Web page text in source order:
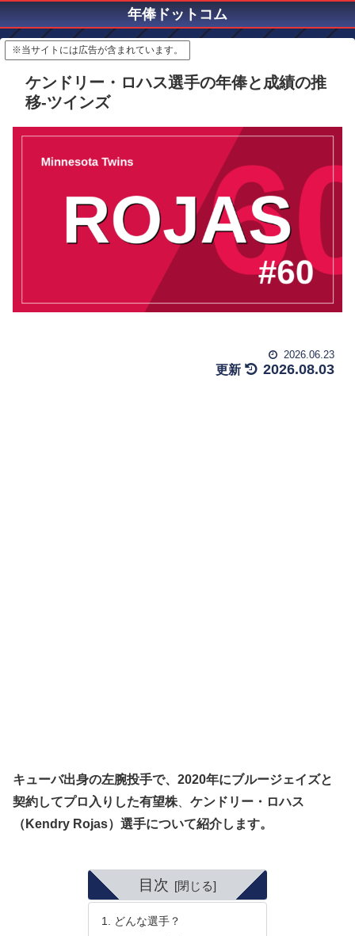
年俸ドットコム
※当サイトには広告が含まれています。
ケンドリー・ロハス選手の年俸と成績の推
移-ツインズ
2026.06.23
2026.08.03
キューバ出身の左腕投手で、2020年にブルージェイズと
契約してプロ入りした有望株
ケンドリー・ロハス
（Kendry Rojas）選手について紹介します。
目次
どんな選手？